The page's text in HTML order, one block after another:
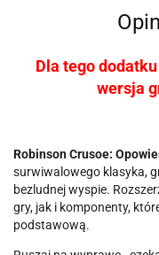
Dla tego
wersja
Robinson Crusoe:
surwiwalowego klasyka,
bezludnej wyspie.
gry, jak i komponenty,
podstawową.